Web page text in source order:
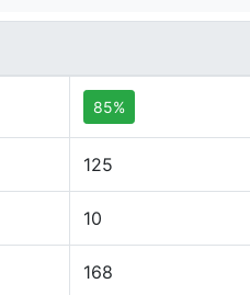
85%
125
10
168